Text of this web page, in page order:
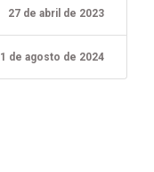
27 de abril de 2023
1 de agosto de 2024